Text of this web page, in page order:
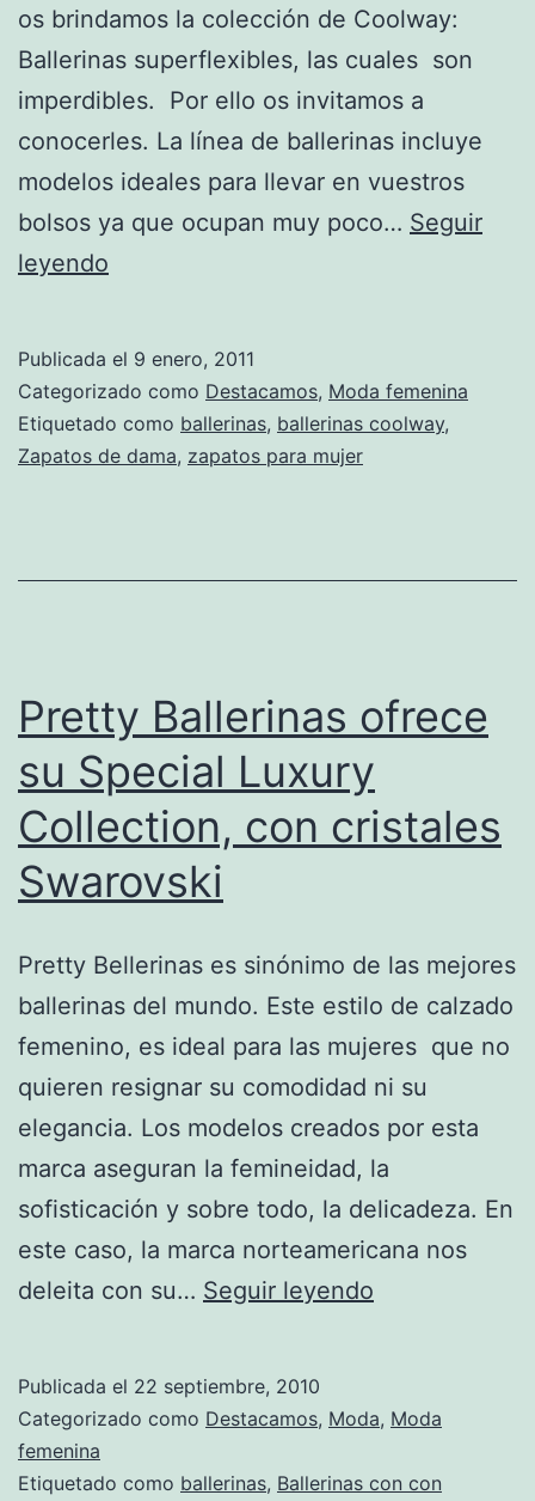
os brindamos la colección de Coolway:
Ballerinas superflexibles, las cuales son
imperdibles. Por ello os invitamos a
conocerles. La línea de ballerinas incluye
modelos ideales para llevar en vuestros
bolsos ya que ocupan muy poco… Seguir
leyendo
superflexibles
de
Coolway
Publicada el 9 enero, 2011
Categorizado como Destacamos, Moda femenina
Etiquetado como ballerinas, ballerinas coolway,
Zapatos de dama, zapatos para mujer
Pretty Ballerinas ofrece
su Special Luxury
Collection, con cristales
Swarovski
Pretty Bellerinas es sinónimo de las mejores
ballerinas del mundo. Este estilo de calzado
femenino, es ideal para las mujeres que no
quieren resignar su comodidad ni su
elegancia. Los modelos creados por esta
marca aseguran la femineidad, la
sofisticación y sobre todo, la delicadeza. En
este caso, la marca norteamericana nos
deleita con su… Seguir leyendo
su
Luxury
Publicada el 22 septiembre, 2010
Categorizado como Destacamos, Moda, Moda
femenina
Etiquetado como ballerinas, Ballerinas con con